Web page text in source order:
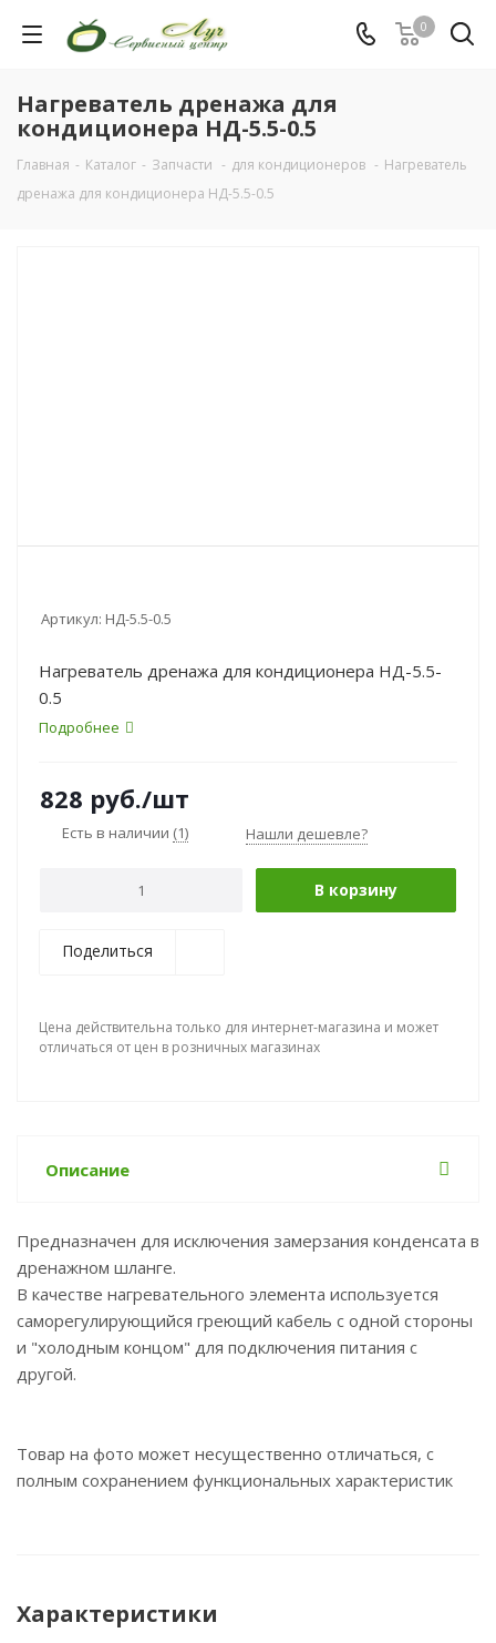
0
Нагреватель дренажа для
кондиционера НД-5.5-0.5
Главная - Каталог - Запчасти - для кондиционеров - Нагреватель
дренажа для кондиционера НД-5.5-0.5
Артикул: НД-5.5-0.5
Нагреватель дренажа для кондиционера НД-5.5-
0.5
Подробнее
828 руб./шт
Есть в наличии (1) Нашли дешевле?
В корзину
Поделиться
Цена действительна только для интернет-магазина и может
отличаться от цен в розничных магазинах
Описание
Предназначен для исключения замерзания конденсата в
дренажном шланге.
В качестве нагревательного элемента используется
саморегулирующийся греющий кабель с одной стороны
и "холодным концом" для подключения питания с
другой.
Товар на фото может несущественно отличаться, с
полным сохранением функциональных характеристик
Характеристики